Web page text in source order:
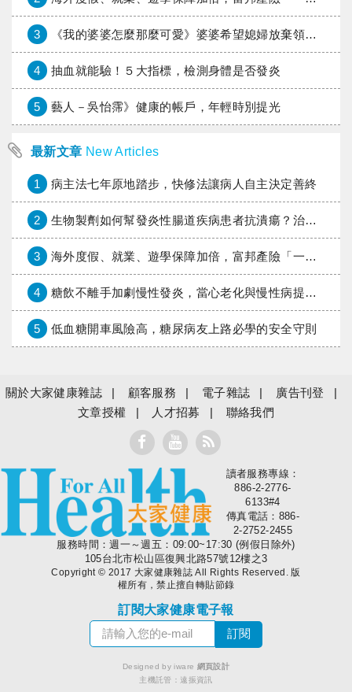
3 《我的婆婆怎麼那麼可愛》婆婆希望媳婦放棄領取已故兒子身故理賠金，可以這樣做嗎？
4 抽血就能驗！５大指標，檢測身體是否發炎
5 藝人－吳怡霈》健康的帳戶，年輕時別提光
最新文章 New Articles
1 病主法七年原地踏步，快修法讓病人自主決定善終
2 生物製劑如何幫發炎性腸道疾病患者抗潰瘍？治療進展與健保給付困境一次看
3 海外度假、就業、遊學保障加倍，富邦產險「一期逐夢」專案加碼遠距醫療與緊急救援
4 糖飲不離手加劇慢性發炎，當心老化與慢性病提早報到
5 低血糖開車風險高，糖尿病友上路必學的安全守則
關於大家健康雜誌 顧客服務 電子雜誌
廣告刊登
文章授權
人才招募 聯絡我們
大家健康
讀者服務專線：
886-2-2776-
6133#4
傳真電話：886-
2-2752-2455
服務時間：週一～週五：09:00~17:30 (例假日除外)
105台北市松山區復興北路57號12樓之3
Copyright © 2017 大家健康雜誌 All Rights Reserved. 版
權所有，禁止擅自轉貼節錄
訂閱大家健康電子報
Designed by iware 網頁設計
主機託管：遠振資訊